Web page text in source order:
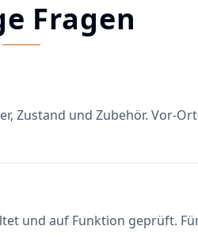
Fragen
Zustand und Zubehör. Vor-
und auf Funktion geprüft.